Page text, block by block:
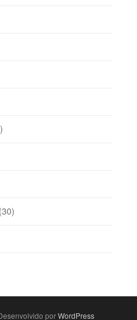
(30)
porWordPress